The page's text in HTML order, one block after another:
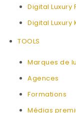
Digital Luxury
Digital Luxury
TOOLS
Marques de
Agences
Formations
Médias